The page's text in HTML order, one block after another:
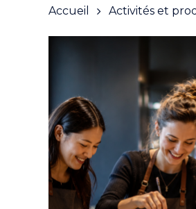
Accueil Activités et